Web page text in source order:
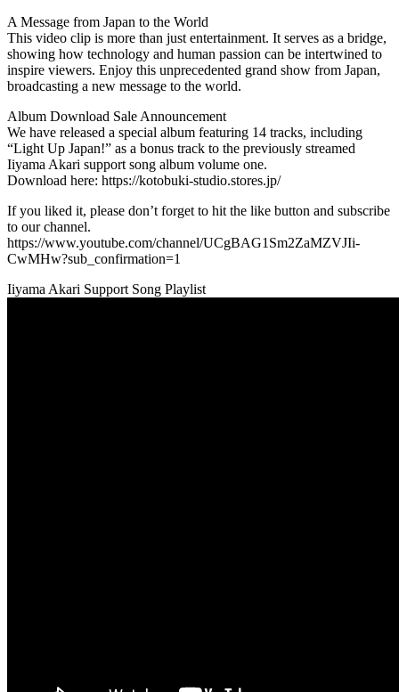
A Message from Japan to the World
This video clip is more than just entertainment. It serves as a bridge,
showing how technology and human passion can be intertwined to
inspire viewers. Enjoy this unprecedented grand show from Japan,
broadcasting a new message to the world.
Album Download Sale Announcement
We have released a special album featuring 14 tracks, including
“Light Up Japan!” as a bonus track to the previously streamed
Iiyama Akari support song album volume one.
Download here: https://kotobuki-studio.stores.jp/
If you liked it, please don’t forget to hit the like button and subscribe
to our channel.
https://www.youtube.com/channel/UCgBAG1Sm2ZaMZVJIi-
CwMHw?sub_confirmation=1
Iiyama Akari Support Song Playlist